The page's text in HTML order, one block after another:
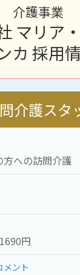
介護事業
マリア
カ 採用
介護スタ
への訪問介護
円
メント